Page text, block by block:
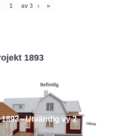
av 3 › »
1893
- Utvändig vy 2